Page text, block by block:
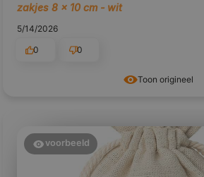
Toon origineel
zakjes 8 x 10 cm - wit
5/14/2026
0
0
voorbeeld